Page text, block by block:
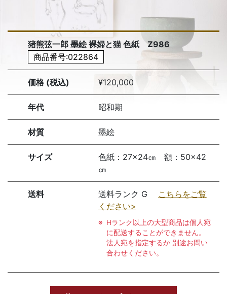
猪熊弦一郎 墨絵 裸婦と猫 色紙 Z986
商品番号:022864
価格 (税込) ¥120,000
年代 昭和期
材質 墨絵
サイズ
色紙：27×24㎝ 額：50×42
㎝
送料 送料ランク G こちらをご覧
ください>
Hランク以上の大型商品は個人宛
に配送することができません。
法人宛を指定するか 別途お問い
合わせください。